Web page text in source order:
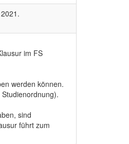
im FS
werden können.
sind
führt zum